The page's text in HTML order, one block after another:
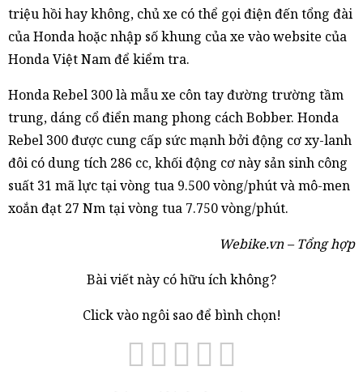
triệu hồi hay không, chủ xe có thể gọi điện đến tổng đài
của Honda hoặc nhập số khung của xe vào website của
Honda Việt Nam để kiểm tra.
Honda Rebel 300 là mẫu xe côn tay đường trường tầm
trung, dáng cổ điển mang phong cách Bobber. Honda
Rebel 300 được cung cấp sức mạnh bởi động cơ xy-lanh
đôi có dung tích 286 cc, khối động cơ này sản sinh công
suất 31 mã lực tại vòng tua 9.500 vòng/phút và mô-men
xoắn đạt 27 Nm tại vòng tua 7.750 vòng/phút.
Webike.vn – Tổng hợp
Bài viết này có hữu ích không?
Click vào ngôi sao để bình chọn!